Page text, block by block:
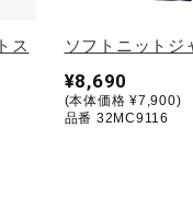
ス
ソフトニットジ
¥8,690
(本体価格 ¥7,900)
品番 32MC9116